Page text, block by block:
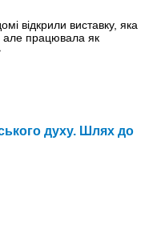
відкрили виставку, яка
але працювала як
духу. Шлях до